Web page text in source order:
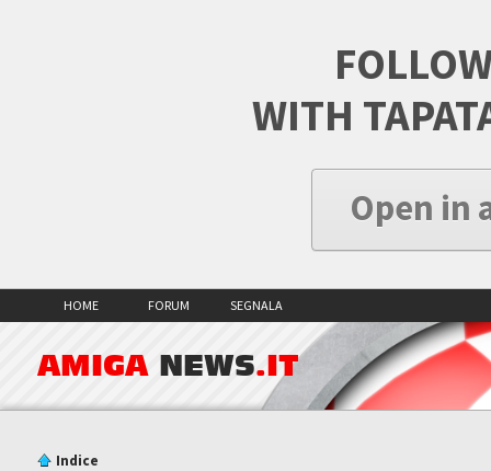
WITH
Open in
HOME FORUM SEGNALA
AMIGA NEWS.IT
Indice